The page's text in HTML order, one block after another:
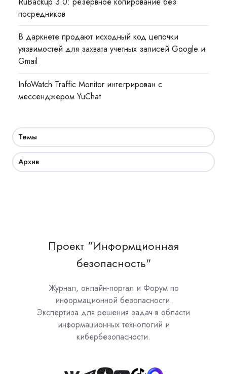
посредников
В даркнете продают исходный код цепочки
уязвимостей для захвата учетных записей Google и
Gmail
InfoWatch Traffic Monitor интегрирован с
мессенджером YuChat
Темы
Архив
Проект "Информционная
безопасность"
Журнал, онлайн-портал и Форум по
информационной безопасности.
Экспертиза для решения задач в области
информационных технологий и
кибербезопасности.